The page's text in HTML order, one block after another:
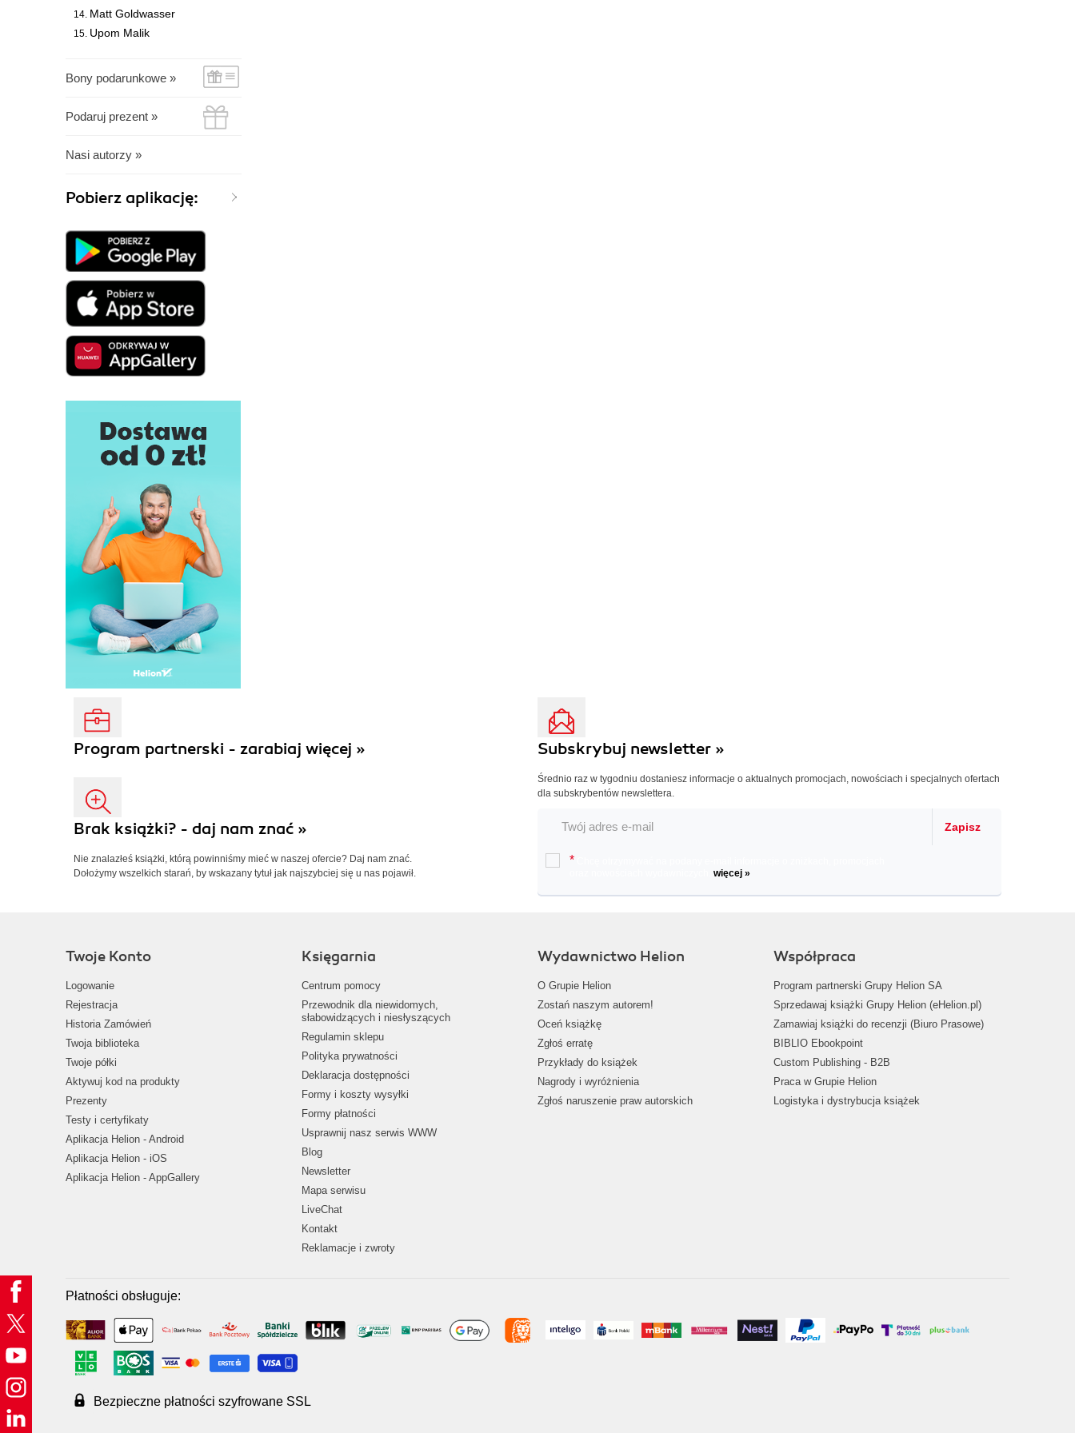
Matt Goldwasser
Upom Malik
Bony podarunkowe »
Podaruj prezent »
Nasi autorzy »
Pobierz aplikację:
Program partnerski - zarabiaj więcej »
Brak książki? - daj nam znać »
Nie znalazłeś książki, którą powinniśmy mieć w naszej ofercie? Daj nam znać.
Dołożymy wszelkich starań, by wskazany tytuł jak najszybciej się u nas pojawił.
Subskrybuj newsletter »
Średnio raz w tygodniu dostaniesz informacje o aktualnych promocjach, nowościach i specjalnych ofertach
dla subskrybentów newslettera.
Zapisz
*
więcej »
Twoje Konto
Logowanie
Rejestracja
Historia Zamówień
Twoja biblioteka
Twoje półki
Aktywuj kod na produkty
Prezenty
Testy i certyfikaty
Aplikacja Helion - Android
Aplikacja Helion - iOS
Aplikacja Helion - AppGallery
Księgarnia
Centrum pomocy
Przewodnik dla niewidomych,
słabowidzących i niesłyszących
Regulamin sklepu
Polityka prywatności
Deklaracja dostępności
Formy i koszty wysyłki
Formy płatności
Usprawnij nasz serwis WWW
Blog
Newsletter
Mapa serwisu
LiveChat
Kontakt
Reklamacje i zwroty
Wydawnictwo Helion
O Grupie Helion
Zostań naszym autorem!
Oceń książkę
Zgłoś erratę
Przykłady do książek
Nagrody i wyróżnienia
Zgłoś naruszenie praw autorskich
Współpraca
Program partnerski Grupy Helion SA
Sprzedawaj książki Grupy Helion (eHelion.pl)
Zamawiaj książki do recenzji (Biuro Prasowe)
BIBLIO Ebookpoint
Custom Publishing - B2B
Praca w Grupie Helion
Logistyka i dystrybucja książek
Płatności obsługuje:
Bezpieczne płatności szyfrowane SSL